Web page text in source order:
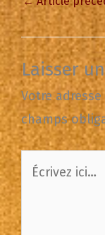
Laisser
Votre
champs
Écrivez
ici…